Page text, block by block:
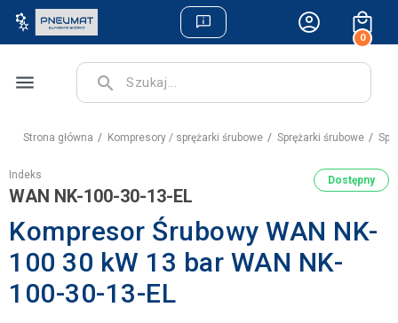
0
menu search
Strona główna Kompresory / sprężarki śrubowe Sprężarki śrubowe
Indeks
WAN NK-100-30-13-EL
Dostępny
Kompresor Śrubowy WAN NK-
100 30 kW 13 bar WAN NK-
100-30-13-EL